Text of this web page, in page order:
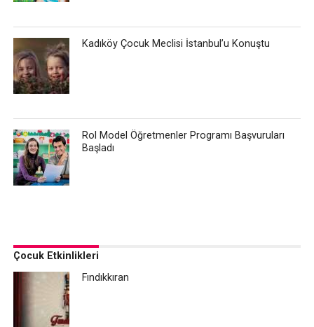
Kadıköy Çocuk Meclisi İstanbul’u Konuştu
Rol Model Öğretmenler Programı Başvuruları
Başladı
Çocuk Etkinlikleri
Fındıkkıran